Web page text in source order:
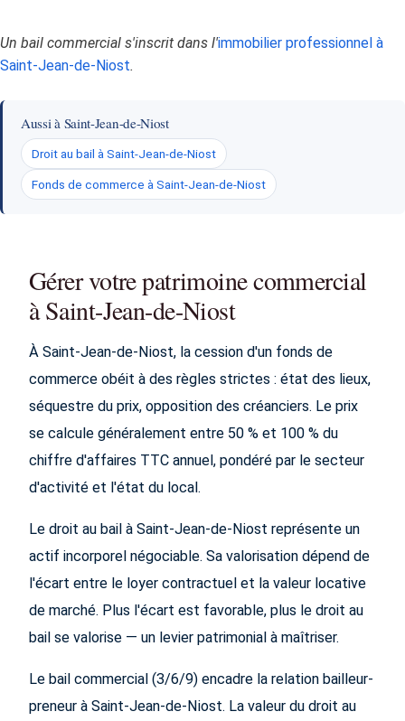
Un bail commercial s'inscrit dans l'immobilier professionnel à
Saint-Jean-de-Niost.
Aussi à Saint-Jean-de-Niost
Droit au bail à Saint-Jean-de-Niost
Fonds de commerce à Saint-Jean-de-Niost
Gérer votre patrimoine commercial
à Saint-Jean-de-Niost
À Saint-Jean-de-Niost, la cession d'un fonds de
commerce obéit à des règles strictes : état des lieux,
séquestre du prix, opposition des créanciers. Le prix
se calcule généralement entre 50 % et 100 % du
chiffre d'affaires TTC annuel, pondéré par le secteur
d'activité et l'état du local.
Le droit au bail à Saint-Jean-de-Niost représente un
actif incorporel négociable. Sa valorisation dépend de
l'écart entre le loyer contractuel et la valeur locative
de marché. Plus l'écart est favorable, plus le droit au
bail se valorise — un levier patrimonial à maîtriser.
Le bail commercial (3/6/9) encadre la relation bailleur-
preneur à Saint-Jean-de-Niost. La valeur du droit au